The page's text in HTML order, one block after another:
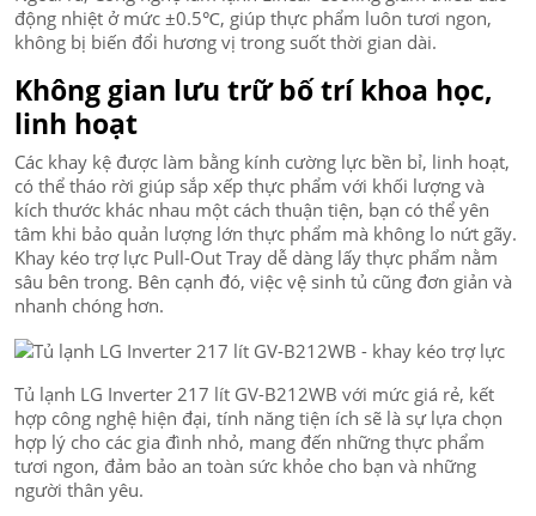
động nhiệt ở mức ±0.5℃, giúp thực phẩm luôn tươi ngon,
không bị biến đổi hương vị trong suốt thời gian dài.
Không gian lưu trữ bố trí khoa học,
linh hoạt
Các khay kệ được làm bằng kính cường lực bền bỉ, linh hoạt,
có thể tháo rời giúp sắp xếp thực phẩm với khối lượng và
kích thước khác nhau một cách thuận tiện, bạn có thể yên
tâm khi bảo quản lượng lớn thực phẩm mà không lo nứt gãy.
Khay kéo trợ lực Pull-Out Tray dễ dàng lấy thực phẩm nằm
sâu bên trong. Bên cạnh đó, việc vệ sinh tủ cũng đơn giản và
nhanh chóng hơn.
Tủ lạnh LG Inverter 217 lít GV-B212WB với mức giá rẻ, kết
hợp công nghệ hiện đại, tính năng tiện ích sẽ là sự lựa chọn
hợp lý cho các gia đình nhỏ, mang đến những thực phẩm
tươi ngon, đảm bảo an toàn sức khỏe cho bạn và những
người thân yêu.